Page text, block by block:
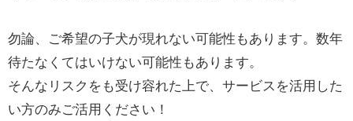
勿論、ご希望の子犬が現れない可能性もあります。数年
待たなくてはいけない可能性もあります。
そんなリスクをも受け容れた上で、サービスを活用した
い方のみご活用ください！